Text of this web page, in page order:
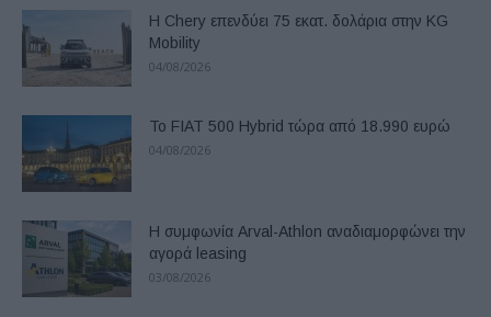
Η Chery επενδύει 75 εκατ. δολάρια στην KG
Mobility
04/08/2026
Το FIAT 500 Hybrid τώρα από 18.990 ευρώ
04/08/2026
Η συμφωνία Arval-Athlon αναδιαμορφώνει την
αγορά leasing
03/08/2026